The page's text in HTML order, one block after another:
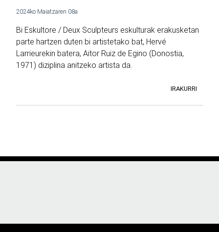
2024ko Maiatzaren 08a
Bi Eskultore / Deux Sculpteurs eskulturak erakusketan
parte hartzen duten bi artistetako bat, Hervé
Larrieurekin batera, Aitor Ruiz de Egino (Donostia,
1971) diziplina anitzeko artista da.
IRAKURRI